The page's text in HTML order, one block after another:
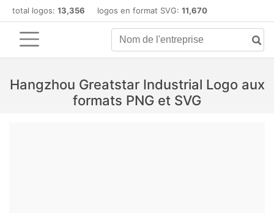
total logos: 13,356 logos en format SVG: 11,670
Hangzhou Greatstar Industrial Logo aux
formats PNG et SVG